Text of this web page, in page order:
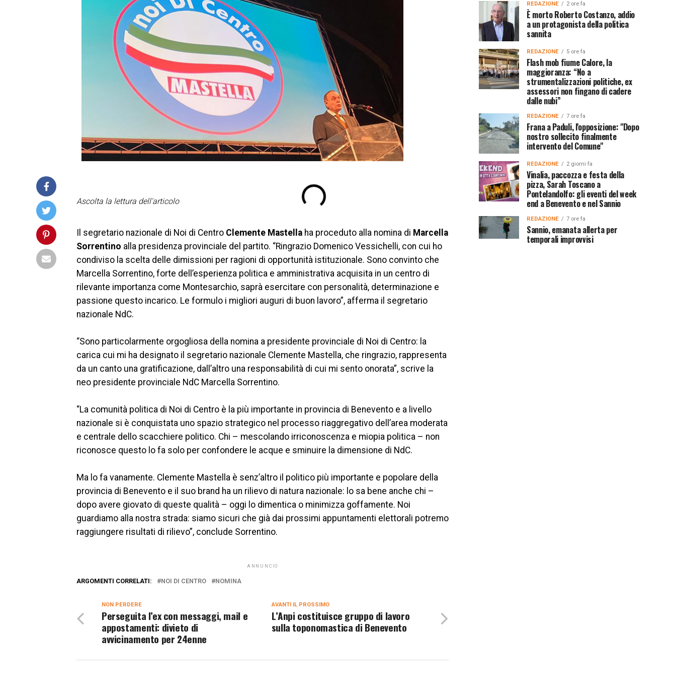
Ascolta la lettura dell'articolo
Il segretario nazionale di Noi di Centro Clemente Mastella ha proceduto alla nomina di Marcella
Sorrentino alla presidenza provinciale del partito. “Ringrazio Domenico Vessichelli, con cui ho
condiviso la scelta delle dimissioni per ragioni di opportunità istituzionale. Sono convinto che
Marcella Sorrentino, forte dell’esperienza politica e amministrativa acquisita in un centro di
rilevante importanza come Montesarchio, saprà esercitare con personalità, determinazione e
passione questo incarico. Le formulo i migliori auguri di buon lavoro”, afferma il segretario
nazionale NdC.
“Sono particolarmente orgogliosa della nomina a presidente provinciale di Noi di Centro: la
carica cui mi ha designato il segretario nazionale Clemente Mastella, che ringrazio, rappresenta
da un canto una gratificazione, dall’altro una responsabilità di cui mi sento onorata”, scrive la
neo presidente provinciale NdC Marcella Sorrentino.
“La comunità politica di Noi di Centro è la più importante in provincia di Benevento e a livello
nazionale si è conquistata uno spazio strategico nel processo riaggregativo dell’area moderata
e centrale dello scacchiere politico. Chi – mescolando irriconoscenza e miopia politica – non
riconosce questo lo fa solo per confondere le acque e sminuire la dimensione di NdC.
Ma lo fa vanamente. Clemente Mastella è senz’altro il politico più importante e popolare della
provincia di Benevento e il suo brand ha un rilievo di natura nazionale: lo sa bene anche chi –
dopo avere giovato di queste qualità – oggi lo dimentica o minimizza goffamente. Noi
guardiamo alla nostra strada: siamo sicuri che già dai prossimi appuntamenti elettorali potremo
raggiungere risultati di rilievo”, conclude Sorrentino.
ANNUNCIO
ARGOMENTI CORRELATI: NOI DI CENTRO NOMINA
AVANTI IL ​​PROSSIMO
L’Anpi costituisce gruppo di lavoro
sulla toponomastica di Benevento
NON PERDERE
Perseguita l’ex con messaggi, mail e
appostamenti: divieto di
avvicinamento per 24enne
REDAZIONE 2 ore fa
È morto Roberto Costanzo, addio
a un protagonista della politica
sannita
REDAZIONE 5 ore fa
Flash mob fiume Calore, la
maggioranza: “No a
strumentalizzazioni politiche, ex
assessori non fingano di cadere
dalle nubi”
REDAZIONE 7 ore fa
Frana a Paduli, l'opposizione: "Dopo
nostro sollecito finalmente
intervento del Comune"
REDAZIONE 2 giorni fa
Vinalia, paccozza e festa della
pizza, Sarah Toscano a
Pontelandolfo: gli eventi del week
end a Benevento e nel Sannio
REDAZIONE 7 ore fa
Sannio, emanata allerta per
temporali improvvisi